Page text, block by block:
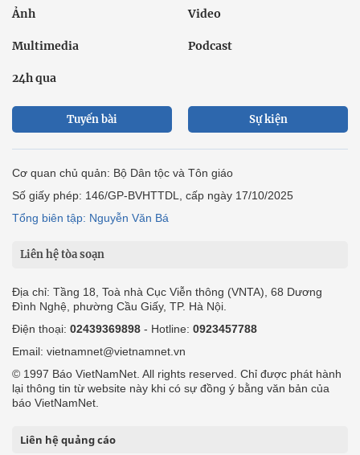
Ảnh Video
Multimedia Podcast
24h qua
Tuyến bài Sự kiện
Cơ quan chủ quản: Bộ Dân tộc và Tôn giáo
Số giấy phép: 146/GP-BVHTTDL, cấp ngày 17/10/2025
Tổng biên tập: Nguyễn Văn Bá
Liên hệ tòa soạn
Địa chỉ: Tầng 18, Toà nhà Cục Viễn thông (VNTA), 68 Dương
Đình Nghệ, phường Cầu Giấy, TP. Hà Nội.
Điện thoại: 02439369898 - Hotline: 0923457788
Email: vietnamnet@vietnamnet.vn
© 1997 Báo VietNamNet. All rights reserved. Chỉ được phát hành
lại thông tin từ website này khi có sự đồng ý bằng văn bản của
báo VietNamNet.
Liên hệ quảng cáo